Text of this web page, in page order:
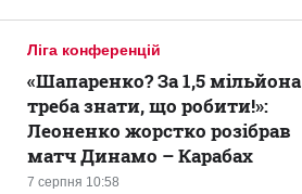
Ліга конференцій
7 серпня 10:58
«Шапаренко? За 1,5 мільйона
треба знати, що робити!»:
Леоненко жорстко розібрав
матч Динамо – Карабах